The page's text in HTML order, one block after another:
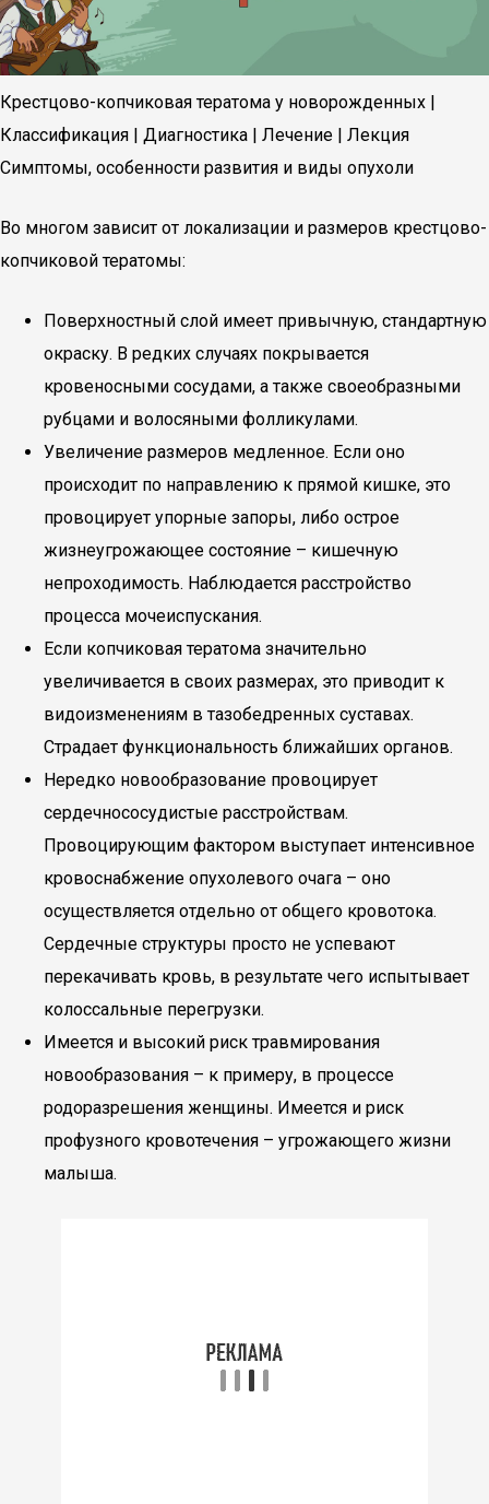
Крестцово-копчиковая тератома у новорожденных |
Классификация | Диагностика | Лечение | Лекция
Симптомы, особенности развития и виды опухоли
Во многом зависит от локализации и размеров крестцово-
копчиковой тератомы:
Поверхностный слой имеет привычную, стандартную
окраску. В редких случаях покрывается
кровеносными сосудами, а также своеобразными
рубцами и волосяными фолликулами.
Увеличение размеров медленное. Если оно
происходит по направлению к прямой кишке, это
провоцирует упорные запоры, либо острое
жизнеугрожающее состояние – кишечную
непроходимость. Наблюдается расстройство
процесса мочеиспускания.
Если копчиковая тератома значительно
увеличивается в своих размерах, это приводит к
видоизменениям в тазобедренных суставах.
Страдает функциональность ближайших органов.
Нередко новообразование провоцирует
сердечнососудистые расстройствам.
Провоцирующим фактором выступает интенсивное
кровоснабжение опухолевого очага – оно
осуществляется отдельно от общего кровотока.
Сердечные структуры просто не успевают
перекачивать кровь, в результате чего испытывает
колоссальные перегрузки.
Имеется и высокий риск травмирования
новообразования – к примеру, в процессе
родоразрешения женщины. Имеется и риск
профузного кровотечения – угрожающего жизни
малыша.